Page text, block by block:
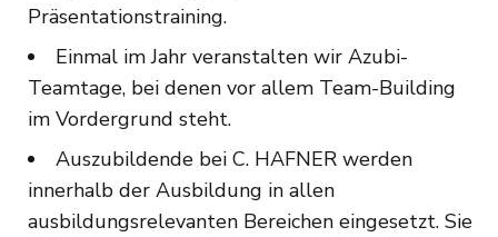
Präsentationstraining.
Einmal im Jahr veranstalten wir Azubi-
Teamtage, bei denen vor allem Team-Building
im Vordergrund steht.
Auszubildende bei C. HAFNER werden
innerhalb der Ausbildung in allen
ausbildungsrelevanten Bereichen eingesetzt. Sie